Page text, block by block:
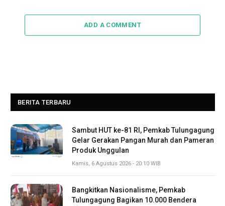
ADD A COMMENT
BERITA TERBARU
Sambut HUT ke-81 RI, Pemkab Tulungagung
Gelar Gerakan Pangan Murah dan Pameran
Produk Unggulan
Kamis, 6 Agustus 2026 - 20:10 WIB
Bangkitkan Nasionalisme, Pemkab
Tulungagung Bagikan 10.000 Bendera